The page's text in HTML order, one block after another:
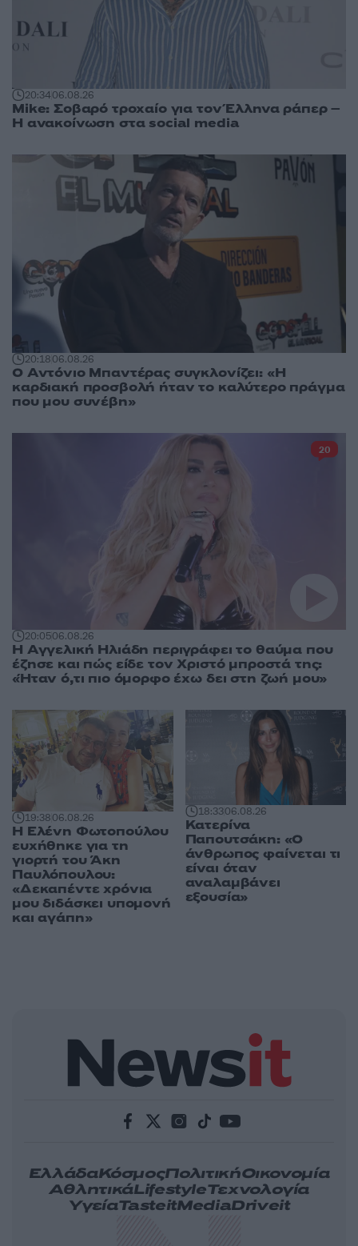
20:3406.08.26
Mike: Σοβαρό τροχαίο για τον Έλληνα ράπερ –
Η ανακοίνωση στα social media
20:1806.08.26
Ο Αντόνιο Μπαντέρας συγκλονίζει: «Η
καρδιακή προσβολή ήταν το καλύτερο πράγμα
που μου συνέβη»
20:0506.08.26
Η Αγγελική Ηλιάδη περιγράφει το θαύμα που
έζησε και πώς είδε τον Χριστό μπροστά της:
«Ήταν ό,τι πιο όμορφο έχω δει στη ζωή μου»
20
19:3806.08.26
Η Ελένη Φωτοπούλου
ευχήθηκε για τη
γιορτή του Άκη
Παυλόπουλου:
«Δεκαπέντε χρόνια
μου διδάσκει υπομονή
και αγάπη»
18:3306.08.26
Κατερίνα
Παπουτσάκη: «Ο
άνθρωπος φαίνεται τι
είναι όταν
αναλαμβάνει
εξουσία»
ΕλλάδαΚόσμοςΠολιτικήΟικονομία
ΑθλητικάLifestyleΤεχνολογία
ΥγείαTasteitMediaDriveit